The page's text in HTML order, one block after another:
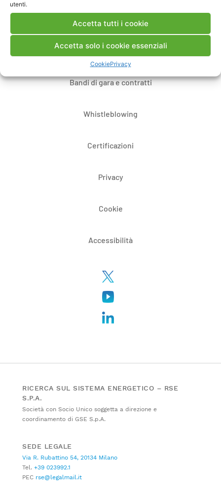
utenti.
Accetta tutti i cookie
Accetta solo i cookie essenziali
CookiePrivacy
Note Legali
Dove siamo
Bandi di gara e contratti
Whistleblowing
Certificazioni
Privacy
Cookie
Accessibilità
RICERCA SUL SISTEMA ENERGETICO – RSE
S.P.A.
Società con Socio Unico soggetta a direzione e
coordinamento di GSE S.p.A.
SEDE LEGALE
Via R. Rubattino 54, 20134 Milano
Tel. +39 023992.1
PEC rse@legalmail.it